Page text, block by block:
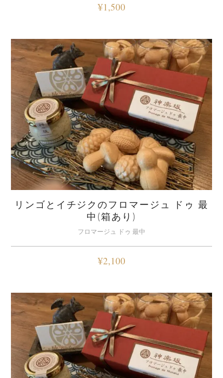
¥1,500
リンゴとイチジクのフロマージュ ドゥ 最
中(箱あり)
フロマージュ ドゥ 最中
¥2,100